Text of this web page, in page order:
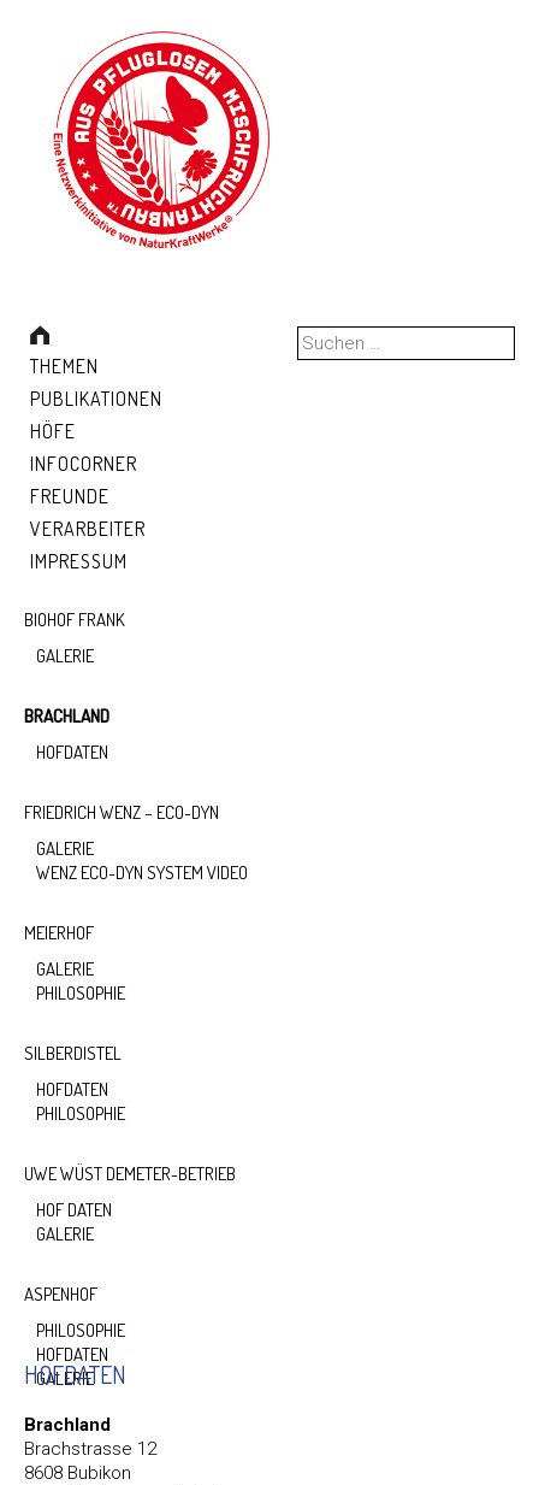
THEMEN
PUBLIKATIONEN
HÖFE
INFOCORNER
FREUNDE
VERARBEITER
IMPRESSUM
Suchen
nach:
BIOHOF FRANK
GALERIE
BRACHLAND
HOFDATEN
FRIEDRICH WENZ – ECO-DYN
GALERIE
WENZ ECO-DYN SYSTEM VIDEO
MEIERHOF
GALERIE
PHILOSOPHIE
SILBERDISTEL
HOFDATEN
PHILOSOPHIE
UWE WÜST DEMETER-BETRIEB
HOF DATEN
GALERIE
ASPENHOF
PHILOSOPHIE
HOFDATEN
GALERIE
HOFDATEN
Brachland
Brachstrasse 12
8608 Bubikon